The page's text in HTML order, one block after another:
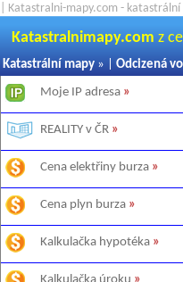
| Katastralni-mapy.com -
Katastralnimapy.com z
Katastrální mapy » | Odcizená
Moje IP adresa »
REALITY v ČR »
Cena elektřiny burza »
Cena plyn burza »
Kalkulačka hypotéka »